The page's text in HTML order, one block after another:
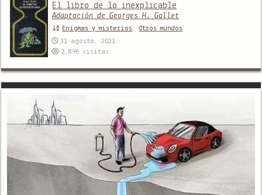
El libro de lo inexplicable
Adaptación de Georges H. Gallet
Enigmas y misterios ,Otros mundos
31 agosto, 2021
2,896visitas